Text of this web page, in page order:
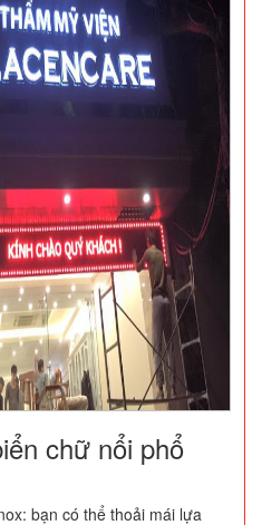
chữ nổi phổ
bạn có thể thoải mái lựa